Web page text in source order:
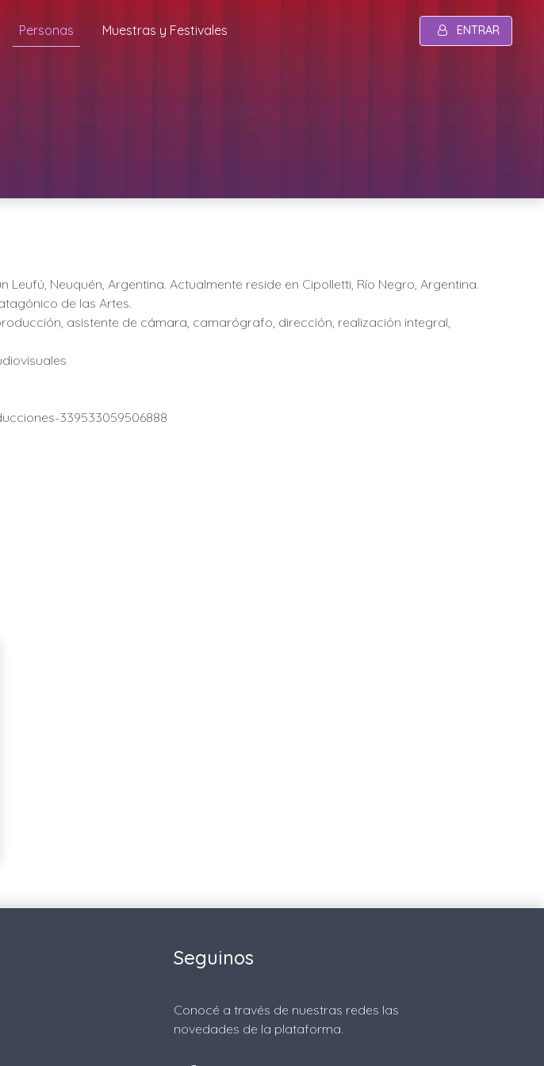
Personas Muestras y Festivales ENTRAR
Leufú, Neuquén, Argentina. Actualmente reside en Cipolletti, Río Negro, Argentina.
de las Artes.
asistente de cámara, camarógrafo, dirección, realización integral,
339533059506888
Seguinos
Conocé a través de nuestras redes las
novedades de la plataforma.